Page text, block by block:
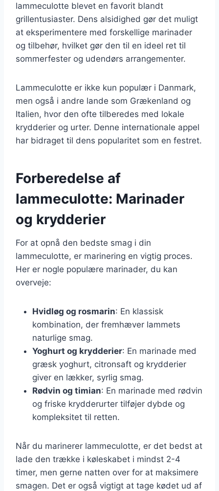
lammeculotte blevet en favorit blandt
grillentusiaster. Dens alsidighed gør det muligt
at eksperimentere med forskellige marinader
og tilbehør, hvilket gør den til en ideel ret til
sommerfester og udendørs arrangementer.
Lammeculotte er ikke kun populær i Danmark,
men også i andre lande som Grækenland og
Italien, hvor den ofte tilberedes med lokale
krydderier og urter. Denne internationale appel
har bidraget til dens popularitet som en festret.
Forberedelse af
lammeculotte: Marinader
og krydderier
For at opnå den bedste smag i din
lammeculotte, er marinering en vigtig proces.
Her er nogle populære marinader, du kan
overveje:
Hvidløg og rosmarin: En klassisk
kombination, der fremhæver lammets
naturlige smag.
Yoghurt og krydderier: En marinade med
græsk yoghurt, citronsaft og krydderier
giver en lækker, syrlig smag.
Rødvin og timian: En marinade med rødvin
og friske krydderurter tilføjer dybde og
kompleksitet til retten.
Når du marinerer lammeculotte, er det bedst at
lade den trække i køleskabet i mindst 2-4
timer, men gerne natten over for at maksimere
smagen. Det er også vigtigt at tage kødet ud af